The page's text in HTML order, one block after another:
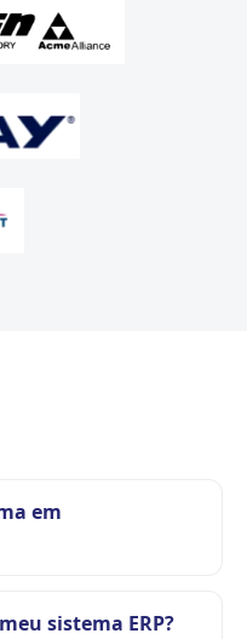
em
sistema ERP?